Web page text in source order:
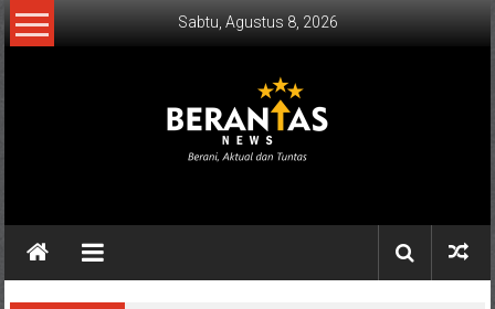
Lompat
ke
Sabtu, Agustus 8, 2026
NEWS
Aktual